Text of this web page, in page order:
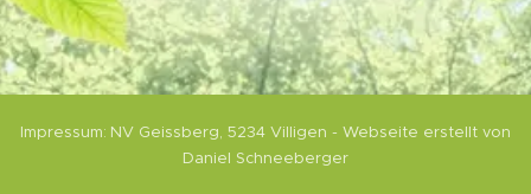
Impressum: NV Geissberg, 5234 Villigen - Webseite erstellt von
Daniel Schneeberger